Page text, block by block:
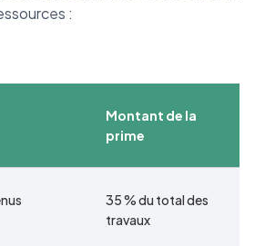
:
Montant de la
prime
35 % du total des
travaux